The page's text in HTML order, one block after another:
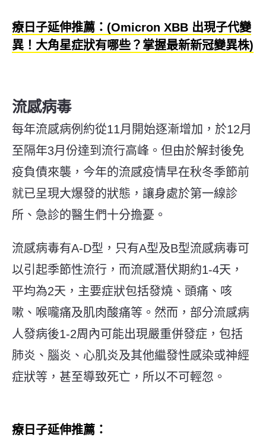
療日子延伸推薦：(Omicron XBB 出現子代變
異！大角星症狀有哪些？掌握最新新冠變異株)
流感病毒
每年流感病例約從11月開始逐漸增加，於12月
至隔年3月份達到流行高峰。但由於解封後免
疫負債來襲，今年的流感疫情早在秋冬季節前
就已呈現大爆發的狀態，讓身處於第一線診
所、急診的醫生們十分擔憂。
流感病毒有A-D型，只有A型及B型流感病毒可
以引起季節性流行，而流感潛伏期約1-4天，
平均為2天，主要症狀包括發燒、頭痛、咳
嗽、喉嚨痛及肌肉酸痛等。然而，部分流感病
人發病後1-2周內可能出現嚴重併發症，包括
肺炎、腦炎、心肌炎及其他繼發性感染或神經
症狀等，甚至導致死亡，所以不可輕忽。
療日子延伸推薦：